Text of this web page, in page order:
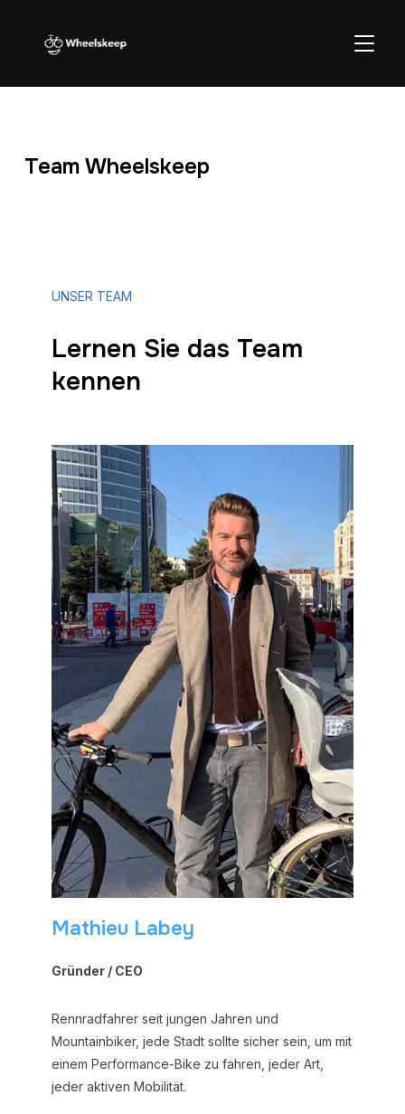
Team Wheelskeep
UNSER TEAM
Lernen Sie das Team
kennen
Mathieu Labey
Gründer / CEO
Rennradfahrer seit jungen Jahren und
Mountainbiker, jede Stadt sollte sicher sein, um mit
einem Performance-Bike zu fahren, jeder Art,
jeder aktiven Mobilität.